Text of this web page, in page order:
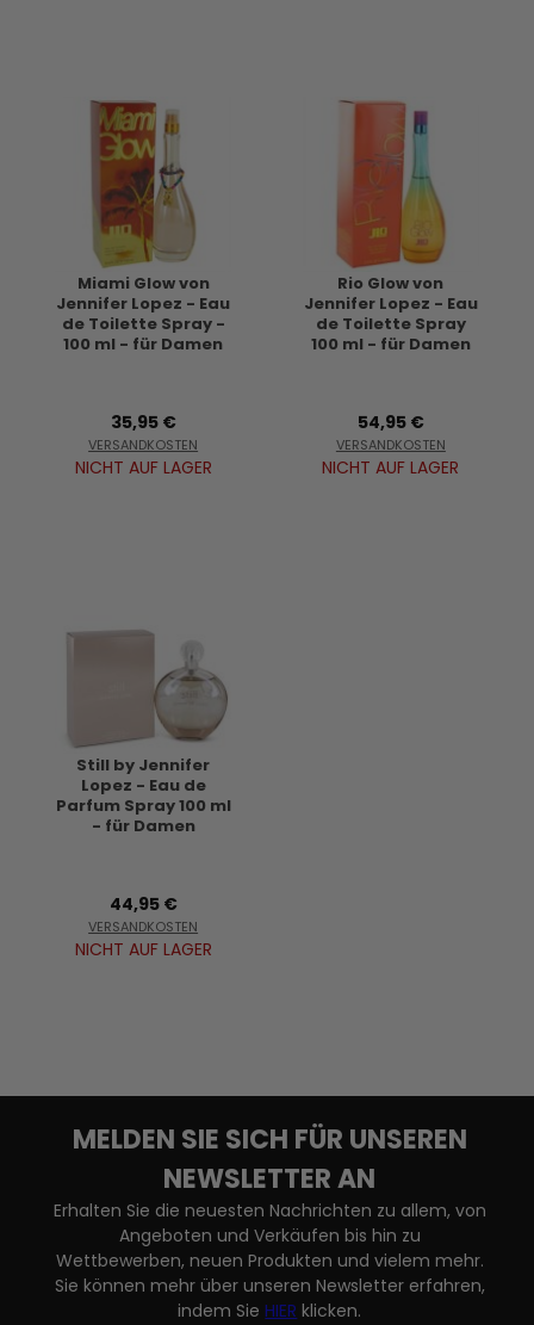
Miami Glow von
Jennifer Lopez - Eau
de Toilette Spray -
100 ml - für Damen
35,95 €
VERSANDKOSTEN
NICHT AUF LAGER
Rio Glow von
Jennifer Lopez - Eau
de Toilette Spray
100 ml - für Damen
54,95 €
VERSANDKOSTEN
NICHT AUF LAGER
Still by Jennifer
Lopez - Eau de
Parfum Spray 100 ml
- für Damen
44,95 €
VERSANDKOSTEN
NICHT AUF LAGER
MELDEN SIE SICH FÜR UNSEREN
NEWSLETTER AN
Erhalten Sie die neuesten Nachrichten zu allem, von
Angeboten und Verkäufen bis hin zu
Wettbewerben, neuen Produkten und vielem mehr.
Sie können mehr über unseren Newsletter erfahren,
indem SieHIER klicken.